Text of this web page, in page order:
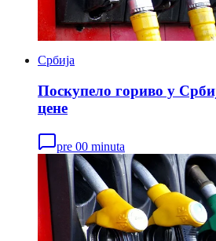
Србија
Поскупело гориво у
цене
pre 00 minuta